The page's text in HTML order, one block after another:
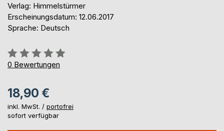
Verlag: Himmelstürmer
Erscheinungsdatum: 12.06.2017
Sprache: Deutsch
Bewertung::
0%
0 Bewertungen
18,90 €
inkl. MwSt. / portofrei
sofort verfügbar